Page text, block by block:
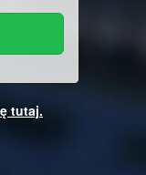
tutaj.